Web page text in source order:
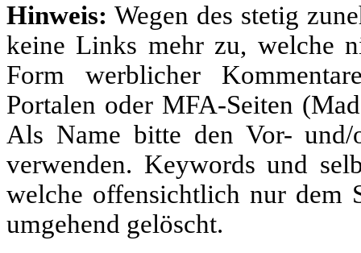
Hinweis: Wegen des stetig
keine Links mehr zu, welche
Form werblicher
Portalen oder MFA-Seiten
Als Name bitte den Vor- und/
verwenden. Keywords und
welche offensichtlich nur dem
umgehend gelöscht.